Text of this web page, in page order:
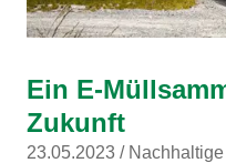
Ein E-
Zukunft
23.05.2023